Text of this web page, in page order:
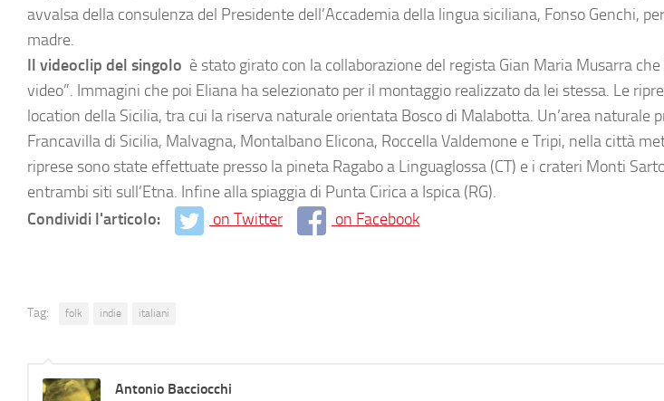
avvalsa della consulenza del Presidente dell’Accademia della lingua siciliana, Fonso Genchi,
madre.
Il videoclip del singolo è stato girato con la collaborazione del regista Gian Maria Musarra
video”. Immagini che poi Eliana ha selezionato per il montaggio realizzato da lei stessa. Le
location della Sicilia, tra cui la riserva naturale orientata Bosco di Malabotta. Un’area naturale
Francavilla di Sicilia, Malvagna, Montalbano Elicona, Roccella Valdemone e Tripi, nella città
riprese sono state effettuate presso la pineta Ragabo a Linguaglossa (CT) e i crateri Monti
entrambi siti sull’Etna. Infine alla spiaggia di Punta Cirica a Ispica (RG).
Condividi l'articolo:
on Twitter on Facebook
Tag: folk indie italiani
Antonio Bacciocchi